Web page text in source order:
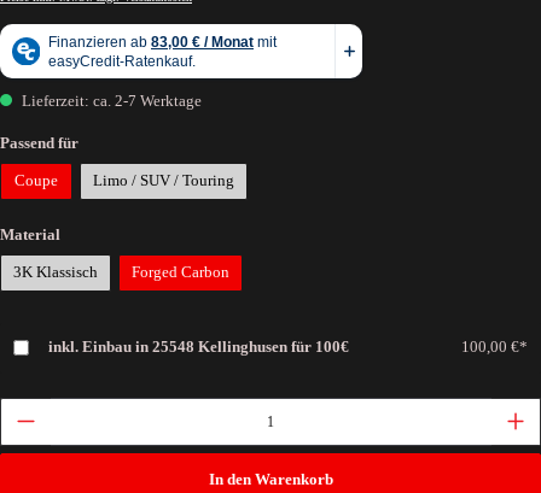
Lieferzeit: ca. 2-7 Werktage
Passend für
Coupe Limo / SUV / Touring
Material
3K Klassisch Forged Carbon
inkl. Einbau in 25548 Kellinghusen für 100€ 100,00 €*
In den Warenkorb